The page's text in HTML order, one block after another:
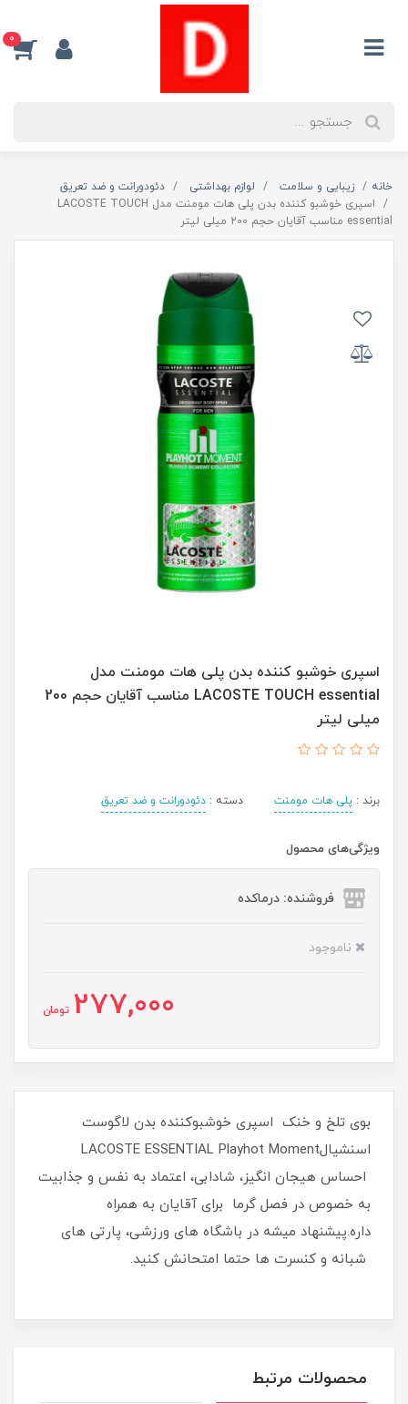
0
خانه زیبایی و سلامت لوازم بهداشتی
دئودورانت و ضد تعریق
اسپری خوشبو کننده بدن پلی هات مومنت مدل LACOSTE TOUCH
essential مناسب آقایان حجم 200 میلی لیتر
اسپری خوشبو کننده بدن پلی هات مومنت مدل
LACOSTE TOUCH essential مناسب آقایان حجم 200
میلی لیتر
برند : پلی هات مومنت دسته : دئودورانت و ضد تعریق
ویژگی‌های محصول
فروشنده: درماکده
ناموجود
277,000 تومان
بوی تلخ و خنک اسپری خوشبوکننده بدن لاگوست
اسنشیالLACOSTE ESSENTIAL Playhot Moment
احساس هیجان انگیز، شادابی، اعتماد به نفس و جذابیت
به خصوص در فصل گرما برای آقایان به همراه
داره.پیشنهاد میشه در باشگاه های ورزشی، پارتی های
شبانه و کنسرت ها حتما امتحانش کنید.
محصولات مرتبط